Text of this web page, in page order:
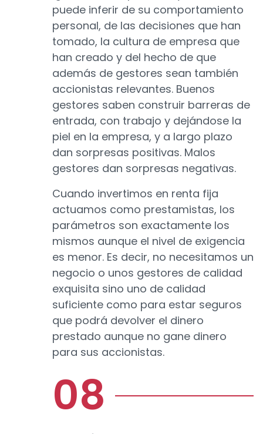
puede inferir de su comportamiento
personal, de las decisiones que han
tomado, la cultura de empresa que
han creado y del hecho de que
además de gestores sean también
accionistas relevantes. Buenos
gestores saben construir barreras de
entrada, con trabajo y dejándose la
piel en la empresa, y a largo plazo
dan sorpresas positivas. Malos
gestores dan sorpresas negativas.
Cuando invertimos en renta fija
actuamos como prestamistas, los
parámetros son exactamente los
mismos aunque el nivel de exigencia
es menor. Es decir, no necesitamos un
negocio o unos gestores de calidad
exquisita sino uno de calidad
suficiente como para estar seguros
que podrá devolver el dinero
prestado aunque no gane dinero
para sus accionistas.